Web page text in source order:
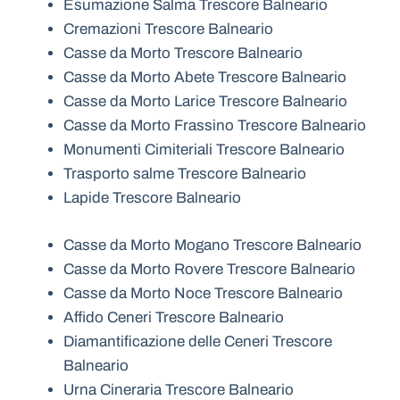
Esumazione Salma Trescore Balneario
Cremazioni Trescore Balneario
Casse da Morto Trescore Balneario
Casse da Morto Abete Trescore Balneario
Casse da Morto Larice Trescore Balneario
Casse da Morto Frassino Trescore Balneario
Monumenti Cimiteriali Trescore Balneario
Trasporto salme Trescore Balneario
Lapide Trescore Balneario
Casse da Morto Mogano Trescore Balneario
Casse da Morto Rovere Trescore Balneario
Casse da Morto Noce Trescore Balneario
Affido Ceneri Trescore Balneario
Diamantificazione delle Ceneri Trescore
Balneario
Urna Cineraria Trescore Balneario